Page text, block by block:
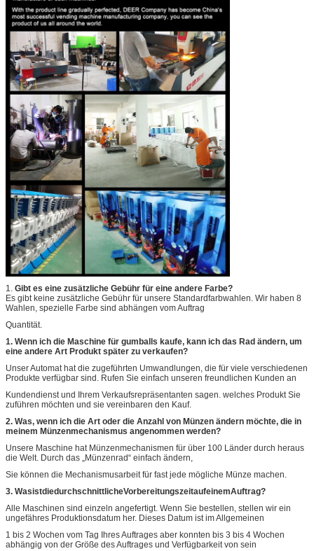
1. Gibt es eine zusätzliche Gebühr für eine andere Farbe?
Es gibt keine zusätzliche Gebühr für unsere Standardfarbwahlen. Wir haben 8
Wahlen, spezielle Farbe sind abhängen vom Auftrag
Quantität.
1. Wenn ich die Maschine für gumballs kaufe, kann ich das Rad ändern, um
eine andere Art Produkt später zu verkaufen?
Unser Automat hat die zugeführten Umwandlungen, die für viele verschiedenen
Produkte verfügbar sind. Rufen Sie einfach unseren freundlichen Kunden an
Kundendienst und Ihrem Verkaufsrepräsentanten sagen. welches Produkt Sie
zuführen möchten und sie vereinbaren den Kauf.
2. Was, wenn ich die Art oder die Anzahl von Münzen ändern möchte, die in
meinem Münzenmechanismus angenommen werden?
Unsere Maschine hat Münzenmechanismen für über 100 Länder durch heraus
die Welt. Durch das „Münzenrad“ einfach ändern,
Sie können die Mechanismusarbeit für fast jede mögliche Münze machen.
3. WasistdiedurchschnittlicheVorbereitungszeitaufeinemAuftrag?
Alle Maschinen sind einzeln angefertigt. Wenn Sie bestellen, stellen wir ein
ungefähres Produktionsdatum her. Dieses Datum ist im Allgemeinen
1 bis 2 Wochen vom Tag Ihres Auftrages aber konnten bis 3 bis 4 Wochen
abhängig von der Größe des Auftrages und Verfügbarkeit von sein